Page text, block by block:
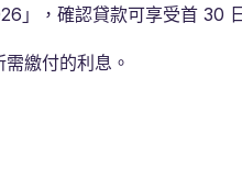
」，確認貸款可享受首 30
繳付的利息。